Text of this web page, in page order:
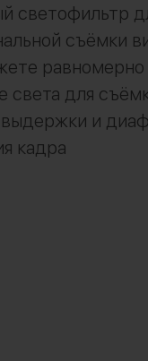
светофильтр
съёмки
равномерно
света для
выдержки и
кадра